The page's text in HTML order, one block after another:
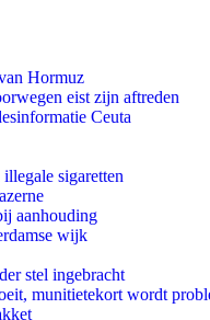
Hormuz
eist zijn aftreden
Ceuta
sigaretten
aanhouding
wijk
stel ingebracht
munitietekort wordt